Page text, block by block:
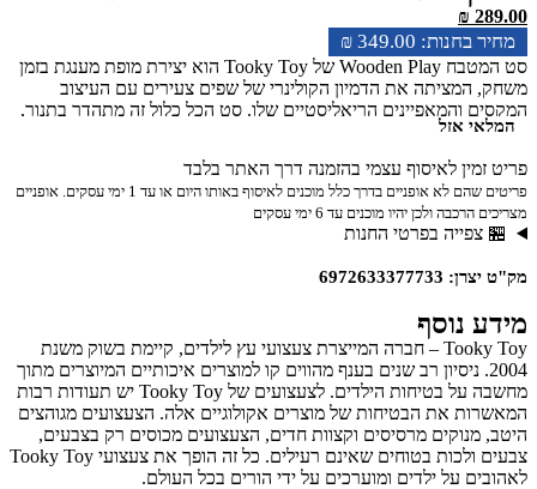
₪ 349.00
₪ 289.00
סט המטבח Wooden Play של Tooky Toy הוא יצירת מופת מענגת בזמן
משחק, המציתה את הדמיון הקולינרי של שפים צעירים עם העיצוב
המקסים והמאפיינים הריאליסטיים שלו. סט הכל כלול זה מתהדר בתנור,
משטח בישול וכיור, המאפשר לילדים לעסוק בהרפתקאות בישול מלאות
לשפים מתחילים את כל מה שהם צריכים כדי להכין ארוחות טעימות.
המדפים מציעים מקום אחסון בשפע עבור כל הדברים החיוניים
הקולינריים, בעוד שארבע רגלי העץ החזקות מבטיחות יציבות במהלך
המשחק. עם סט מטבח זה, ילדים יכולים ליצור סצנת מטבח משלהם,
ולחקור את השמחה שבהכנת האוכל. זוהי דרך נפלאה לעודד יצירתיות,
קערה, 2 כלים, מלח ופלפל, מטבח גיל מומלץ: 3+
המלאי אזל
פריט זמין לאיסוף עצמי בהזמנה דרך האתר בלבד
פריטים שהם לא אופניים בדרך כלל מוכנים לאיסוף באותו היום או עד 1 ימי עסקים. אופניים
מצריכים הרכבה ולכן יהיו מוכנים עד 6 ימי עסקים
🏪 צפייה בפרטי החנות
מק"ט יצרן: 6972633377733
מידע נוסף
Tooky Toy – חברה המייצרת צעצועי עץ לילדים, קיימת בשוק משנת
2004. ניסיון רב שנים בענף מהווים קו למוצרים איכותיים המיוצרים מתוך
מחשבה על בטיחות הילדים. לצעצועים של Tooky Toy יש תעודות רבות
המאשרות את הבטיחות של מוצרים אקולוגיים אלה. הצעצועים מגוהצים
היטב, מנוקים מרסיסים וקצוות חדים, הצעצועים מכוסים רק בצבעים,
צבעים ולכות בטוחים שאינם רעילים. כל זה הופך את צעצועי Tooky Toy
לאהובים על ילדים ומוערכים על ידי הורים בכל העולם.